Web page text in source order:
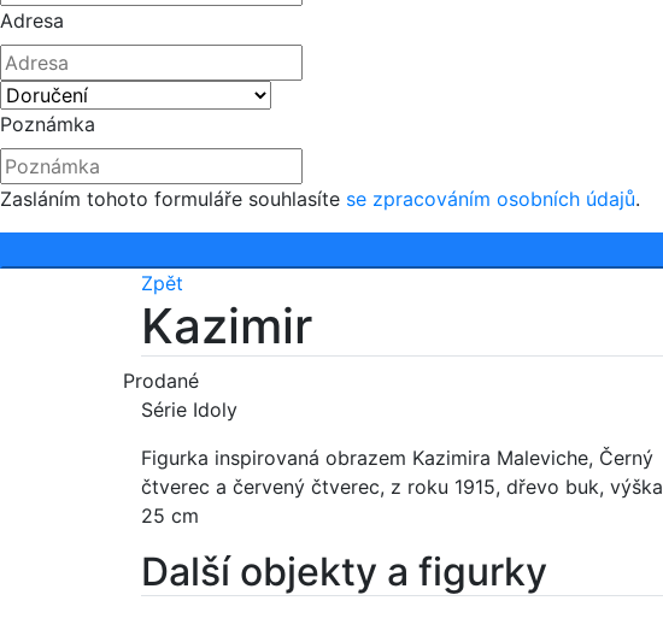
Adresa
Poznámka
Zasláním tohoto formuláře souhlasíte se zpracováním osobních údajů.
Zpět
Kazimir
Prodané
Série Idoly
Figurka inspirovaná obrazem Kazimira Maleviche, Černý
čtverec a červený čtverec, z roku 1915, dřevo buk, výška
25 cm
Další objekty a figurky